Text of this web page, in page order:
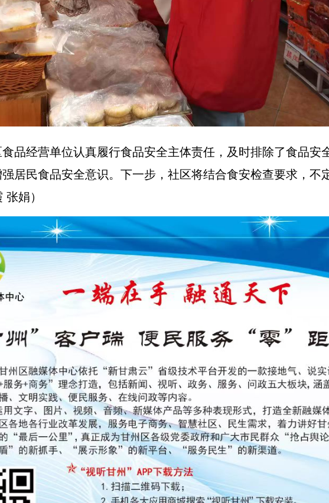
品经营单位认真履行食品安全主体责任，及时排除了食品安
居民食品安全意识。下一步，社区将结合食安检查要求，不
娟）